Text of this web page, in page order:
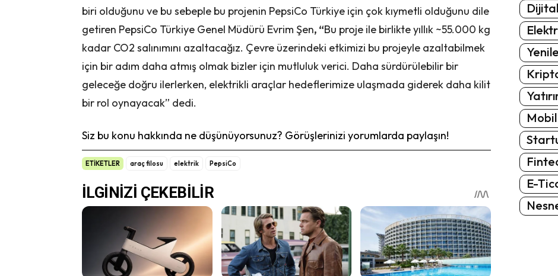
biri olduğunu ve bu sebeple bu projenin PepsiCo Türkiye için çok kıymetli olduğunu dile
getiren PepsiCo Türkiye Genel Müdürü Evrim Şen, “Bu proje ile birlikte yıllık ~55.000 kg
kadar CO2 salınımını azaltacağız. Çevre üzerindeki etkimizi bu projeyle azaltabilmek
için bir adım daha atmış olmak bizler için mutluluk verici. Daha sürdürülebilir bir
geleceğe doğru ilerlerken, elektrikli araçlar hedeflerimize ulaşmada giderek daha kilit
bir rol oynayacak” dedi.
Siz bu konu hakkında ne düşünüyorsunuz? Görüşlerinizi yorumlarda paylaşın!
ETİKETLER araç filosu elektrik PepsiCo
Mobil
E-